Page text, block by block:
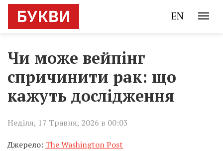
EN
Чи може вейпінг
спричинити рак: що
кажуть дослідження
Неділя, 17 Травня, 2026 в 00:03
Джерело: The Washington Post